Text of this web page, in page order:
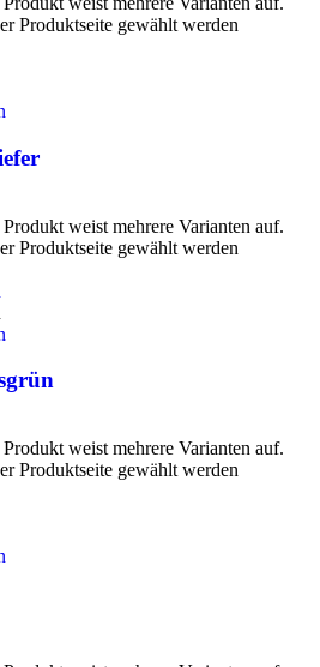
Produktseite gewählt werden
Produkt weist mehrere Varianten auf.
Produktseite gewählt werden
Produkt weist mehrere Varianten auf.
Produktseite gewählt werden